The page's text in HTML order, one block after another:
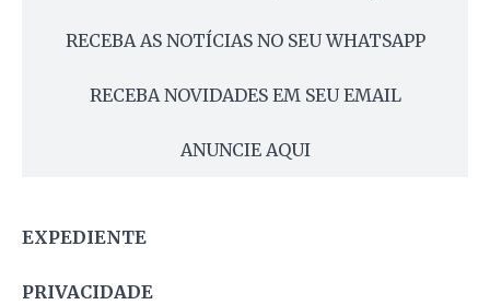
RECEBA AS NOTÍCIAS NO SEU WHATSAPP
RECEBA NOVIDADES EM SEU EMAIL
ANUNCIE AQUI
EXPEDIENTE
PRIVACIDADE